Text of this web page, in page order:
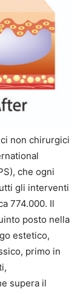
non chirurgici
che ogni
gli interventi
774.000. Il
posto nella
estetico,
primo in
supera il